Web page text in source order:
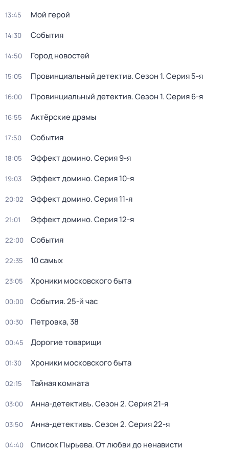
13:45 Мой герой
14:30 События
14:50 Город новостей
15:05 Провинциальный детектив. Сезон 1. Серия 5-я
16:00 Провинциальный детектив. Сезон 1. Серия 6-я
16:55 Актёрские драмы
17:50 События
18:05 Эффект домино. Серия 9-я
19:03 Эффект домино. Серия 10-я
20:02 Эффект домино. Серия 11-я
21:01 Эффект домино. Серия 12-я
22:00 События
22:35 10 самых
23:05 Хроники московского быта
00:00 События. 25-й час
00:30 Петровка, 38
00:45 Дорогие товарищи
01:30 Хроники московского быта
02:15 Тайная комната
03:00 Анна-детективъ. Сезон 2. Серия 21-я
03:50 Анна-детективъ. Сезон 2. Серия 22-я
04:40 Список Пырьева. От любви до ненависти